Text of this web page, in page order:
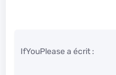
IfYouPlease a écrit :